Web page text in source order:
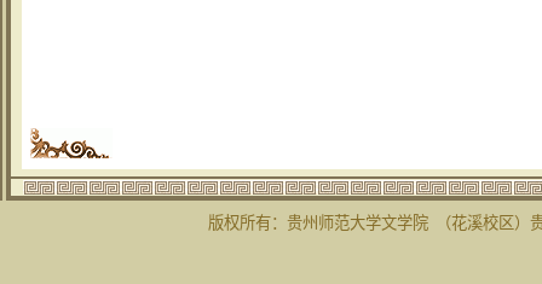
版权所有：贵州师范大学文学院 （花溪校区